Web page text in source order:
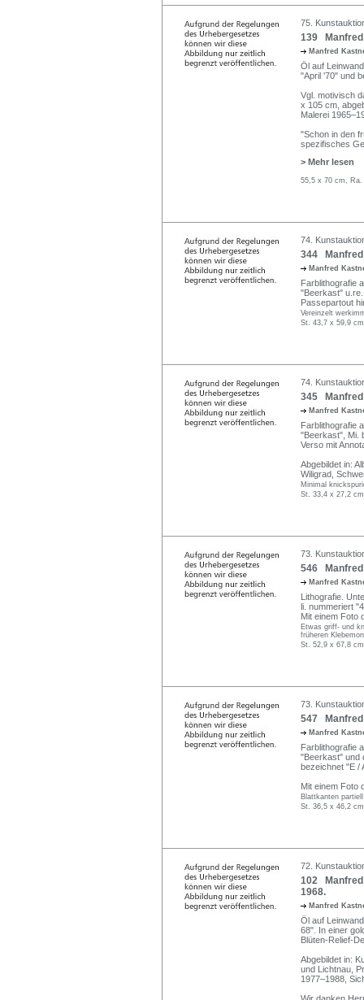
75.
139 Manfred
Manfred
Öl auf
"April '70" und
Vgl. motivisch
x 105 cm,
Malerei
"Schon in den
spezifisches
> Mehr lesen
55,5 x 70 cm,
74.
344 Manfred
Manfred
Farblithografie
"Beerkast"
Passepartout
Vereinzelt
St. 43,7 x 59,9
74.
345 Manfred
Manfred
Farblithografie
"Beerkast", Mi.
Verso mit
Abgebildet in:
Wiligrad,
Minimal
St. 33,4 x 27,2
73.
546 Manfred
Manfred
Lithografie.
li. nummeriert
Mit einem Foto
Etwas griff- und
früheren
St. 52,9 x 67,8
73.
547 Manfred
Manfred
Farblithografie
"Beerkast" und
bezeichnet "E /
Mit einem Foto
Blattkanten
St. 36,5 x 46,2
72.
102 Manfred
1968.
Manfred
Öl auf
68". In einer
Blüten-Relief-
Abgebildet in:
und Lichtnau,
1977–1988,